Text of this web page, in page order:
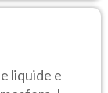
liquide e